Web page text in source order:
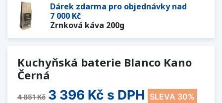
Dárek zdarma pro objednávky nad
7 000 Kč
Zrnková káva 200g
Kuchyňská baterie Blanco Kano
Černá
4 851 Kč 3 396 Kč s DPH SLEVA 30%